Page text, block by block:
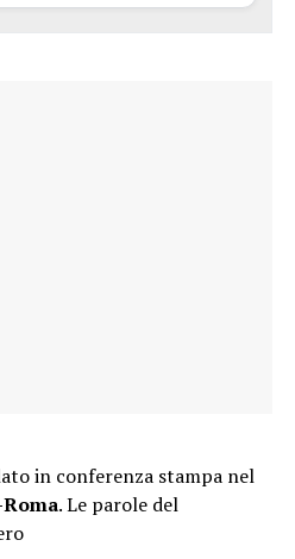
in conferenza stampa nel
. Le parole del